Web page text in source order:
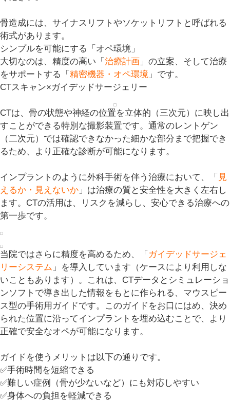
骨造成には、 サイナスリフト やソケットリフト と呼ばれる
術式があります。
シンプルを可能にする「オペ環境」
大切なのは、精度の高い「 治療計画 」の立案、そして治療
をサポートする「 精密機器・オペ環境 」です。
CTスキャン×ガイデッドサージェリー
CTは、骨の状態や神経の位置を立体的（三次元）に映し出
すことができる特別な撮影装置です。通常のレントゲン
（二次元）では確認できなかった細かな部分まで把握でき
るため、より正確な診断が可能になります。
インプラントのように外科手術を伴う治療において、「 見
えるか・見えないか 」は治療の質と安全性を大きく左右し
ます。CTの活用は、リスクを減らし、安心できる治療への
第一歩です。
当院ではさらに精度を高めるため、「 ガイデッドサージェ
リーシステム 」を導入しています（ケースにより利用しな
いこともあります）。これは、CTデータとシミュレーショ
ンソフトで導き出した情報をもとに作られる、マウスピー
ス型の手術用ガイドです。このガイドをお口にはめ、決め
られた位置に沿ってインプラントを埋め込むことで、より
正確で安全なオペが可能になります。
ガイドを使うメリットは以下の通りです。
✅手術時間を短縮できる
✅難しい症例（骨が少ないなど）にも対応しやすい
✅身体への負担を軽減できる